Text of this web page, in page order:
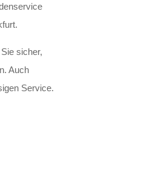
sicher,
Auch
Service.